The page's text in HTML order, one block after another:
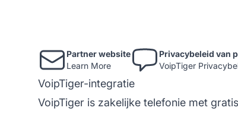
Partner website
Learn More
Privacybeleid van
VoipTiger
VoipTiger-integratie
VoipTiger is zakelijke telefonie met